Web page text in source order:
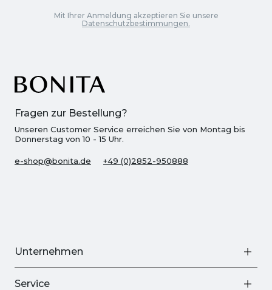
Fragen zur Bestellung?
Unseren Customer Service erreichen Sie von Montag bis
Donnerstag von 10 - 15 Uhr.
e-shop@bonita.de +49 (0)2852-950888
Mit Ihrer Anmeldung akzeptieren Sie unsere
Datenschutzbestimmungen.
Unternehmen
Service